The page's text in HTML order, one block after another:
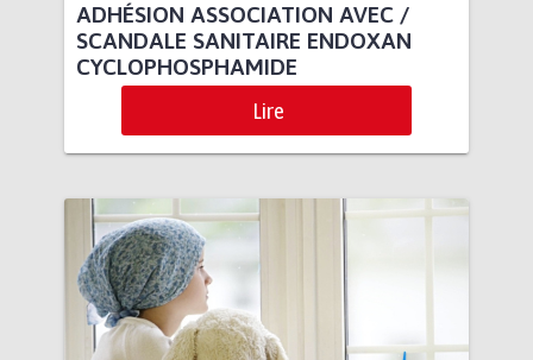
ADHÉSION ASSOCIATION AVEC /
SCANDALE SANITAIRE ENDOXAN
CYCLOPHOSPHAMIDE
Lire